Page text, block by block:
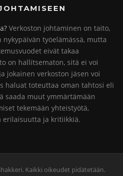
Verkoston johtaminen on taito,
työelämässä, mutta
eivät takaa
on hallitsematon, sitä ei voi
jokainen verkoston jäsen voi
haluat toteuttaa oman tahtosi eli
saada muut ymmärtämään
tekemään yhteistyötä,
erilaisuutta ja kritiikkiä.
Kaikki oikeudet pidätetään.